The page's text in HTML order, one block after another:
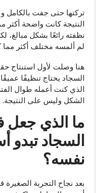
تركتها حتى جفت بالكامل
النتيجة كانت واضحة أكثر
نظفته رائعًا بشكل مبالغ،
لم ألمسه مختلف أكثر
هنا وصلت لأول استنتاج
السجاد يحتاج تنظيفًا
الذي كنت أعمله طوال
الشكل وليس على النتيجة.
ما الذي جعل
السجاد تبدو
نفسه؟
بعد نجاح التجربة